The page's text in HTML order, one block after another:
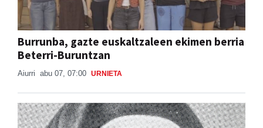
Burrunba, gazte euskaltzaleen ekimen berria
Beterri-Buruntzan
Aiurri abu 07, 07:00 URNIETA